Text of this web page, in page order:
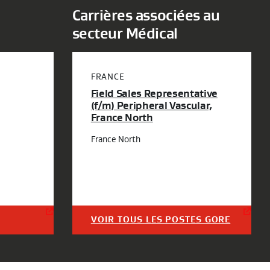
Carrières associées au
secteur Médical
FRANCE
Field Sales Representative
(f/m) Peripheral Vascular,
France North
France North
VOIR TOUS LES POSTES GORE